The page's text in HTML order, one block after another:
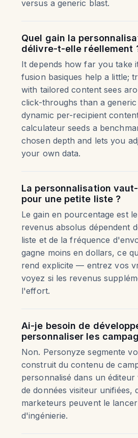
versus a generic blast.
Quel gain la
délivre-t-elle réellement
It depends how far you take
fusion basiques help a little;
with tailored content sees
click-throughs than a
dynamic per-recipient
calculateur seeds a
chosen depth and lets you
your own data.
La personnalisation
pour une petite liste ?
Le gain en pourcentage est
revenus absolus dépendent
liste et de la fréquence
gagne moins en dollars, ce
rend explicite — entrez vos
voyez si les revenus
l'effort.
Ai-je besoin de
personnaliser les
Non. Personyze segmente
construit du contenu de
personnalisé dans un éditeur
de données visiteur unifiées,
marketeurs peuvent le
d'ingénierie.